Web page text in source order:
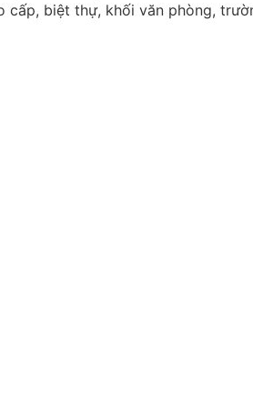
cấp, biệt thự, khối văn phòng,